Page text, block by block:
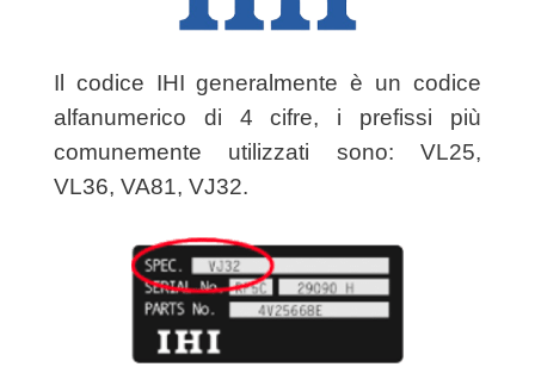
Il codice IHI generalmente è un codice
alfanumerico di 4 cifre, i prefissi più
comunemente utilizzati sono: VL25,
VL36, VA81, VJ32.